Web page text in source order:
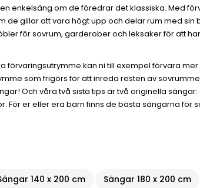
enkelsäng om de föredrar det klassiska. Med
gillar att vara högt upp och delar rum med sin
för sovrum, garderober och leksaker för att
förvaringsutrymme kan ni till exempel förvara
som frigörs för att inreda resten av
Och våra två sista tips är två originella
er eller era barn finns de bästa sängarna för
140 x 200 cm Sängar 180 x 200 cm